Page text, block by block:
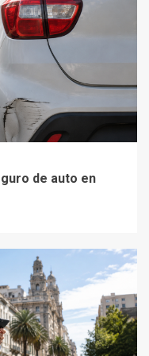
de auto en